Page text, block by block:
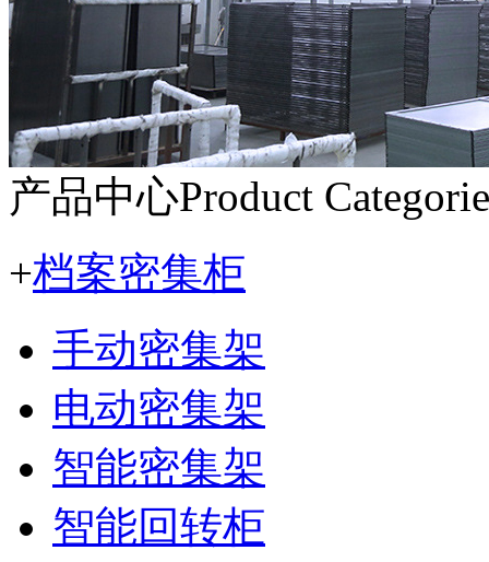
产品中心Product
+档案密集柜
手动密集架
电动密集架
智能密集架
智能回转柜